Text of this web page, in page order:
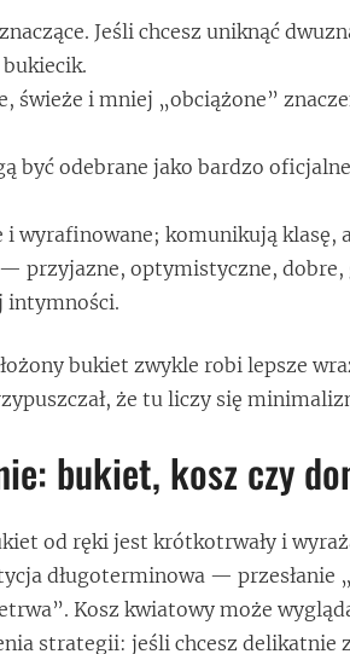
Jeśli chcesz uniknąć
i mniej „obciążone”
być odebrane jako bardzo
wyrafinowane; komunikują klasę,
przyjazne, optymistyczne, dobre,
intymności.
bukiet zwykle robi lepsze
że tu liczy się
bukiet, kosz czy
od ręki jest krótkotrwały i
długoterminowa — przesłanie
Kosz kwiatowy może
strategii: jeśli chcesz delikatnie